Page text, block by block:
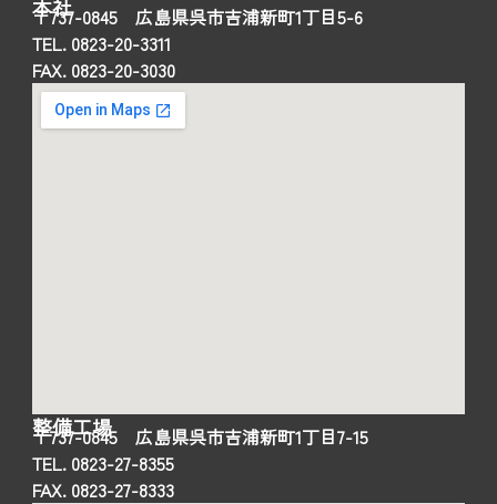
本社
〒737-0845 広島県呉市吉浦新町1丁目5-6
TEL. 0823-20-3311
FAX. 0823-20-3030
整備工場
〒737-0845 広島県呉市吉浦新町1丁目7-15
TEL. 0823-27-8355
FAX. 0823-27-8333